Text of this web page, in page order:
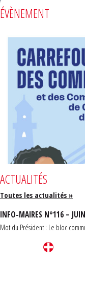
ÉVÈNEMENT
ACTUALITÉS
Toutes les actualités »
INFO-MAIRES N°116 –
Mot du Président : Le bloc